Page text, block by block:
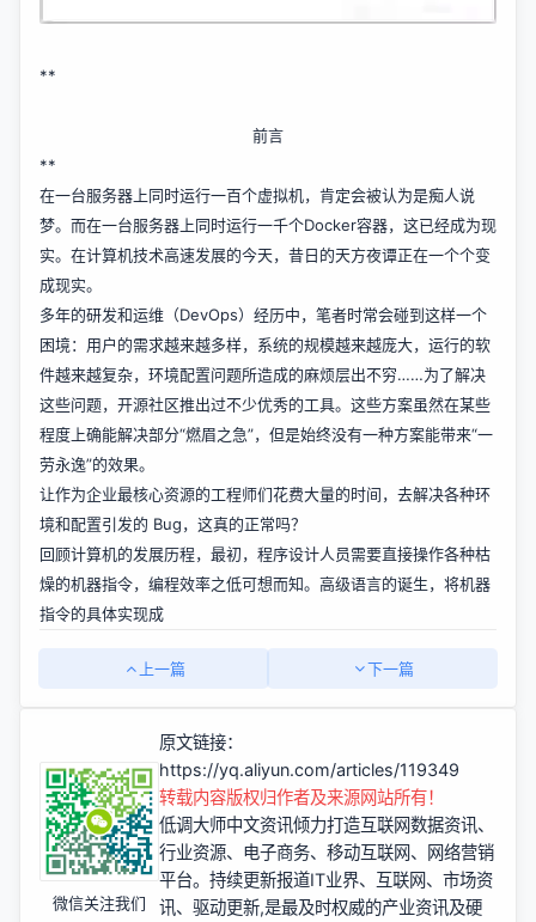
**
前言
**
在一台服务器上同时运行一百个虚拟机，肯定会被认为是痴人说
梦。而在一台服务器上同时运行一千个Docker容器，这已经成为现
实。在计算机技术高速发展的今天，昔日的天方夜谭正在一个个变
成现实。
多年的研发和运维（DevOps）经历中，笔者时常会碰到这样一个
困境：用户的需求越来越多样，系统的规模越来越庞大，运行的软
件越来越复杂，环境配置问题所造成的麻烦层出不穷……为了解决
这些问题，开源社区推出过不少优秀的工具。这些方案虽然在某些
程度上确能解决部分“燃眉之急”，但是始终没有一种方案能带来“一
劳永逸”的效果。
让作为企业最核心资源的工程师们花费大量的时间，去解决各种环
境和配置引发的 Bug，这真的正常吗？
回顾计算机的发展历程，最初，程序设计人员需要直接操作各种枯
燥的机器指令，编程效率之低可想而知。高级语言的诞生，将机器
指令的具体实现成
上一篇 下一篇
微信关注我们
原文链接：
https://yq.aliyun.com/articles/119349
转载内容版权归作者及来源网站所有！
低调大师中文资讯倾力打造互联网数据资讯、
行业资源、电子商务、移动互联网、网络营销
平台。持续更新报道IT业界、互联网、市场资
讯、驱动更新,是最及时权威的产业资讯及硬